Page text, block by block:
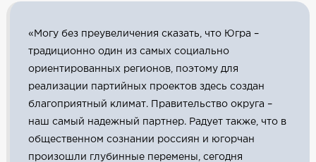
«Могу без преувеличения сказать, что Югра –
традиционно один из самых социально
ориентированных регионов, поэтому для
реализации партийных проектов здесь создан
благоприятный климат. Правительство округа –
наш самый надежный партнер. Радует также, что в
общественном сознании россиян и югорчан
произошли глубинные перемены, сегодня